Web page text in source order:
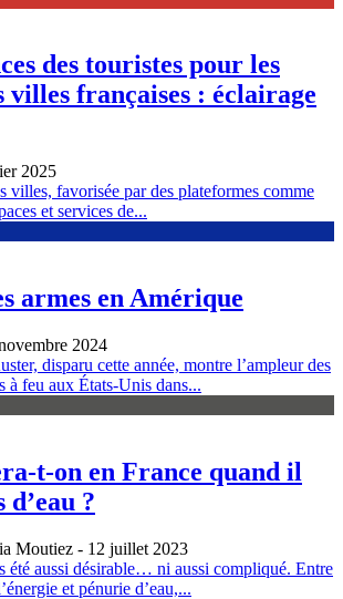
des touristes pour les
villes françaises : éclairage
2025
villes, favorisée par des plateformes comme
et services de...
armes en Amérique
2024
disparu cette année, montre l’ampleur des
à feu aux États-Unis dans...
t-on en France quand il
d’eau ?
Moutiez - 12 juillet 2023
été aussi désirable… ni aussi compliqué. Entre
et pénurie d’eau,...